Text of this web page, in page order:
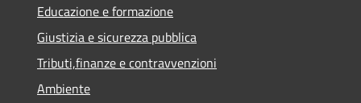
Educazione e formazione
Giustizia e sicurezza pubblica
Tributi,finanze e contravvenzioni
Ambiente